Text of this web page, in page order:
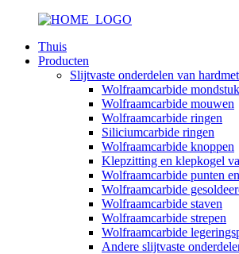
Thuis
Producten
Slijtvaste onderdelen van
Wolfraamcarbide
Wolfraamcarbide mouwen
Wolfraamcarbide ringen
Siliciumcarbide ringen
Wolfraamcarbide knoppen
Klepzitting en klepkogel
Wolfraamcarbide punten
Wolfraamcarbide
Wolfraamcarbide staven
Wolfraamcarbide strepen
Wolfraamcarbide
Andere slijtvaste